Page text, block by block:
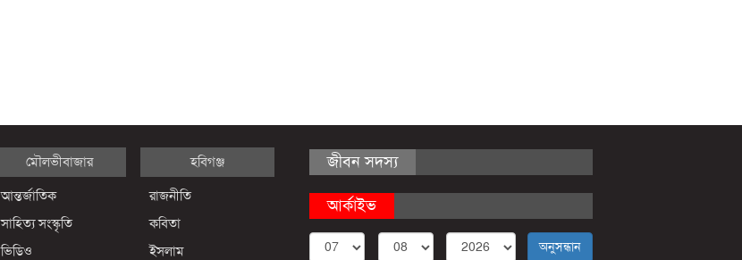
মৌলভীবাজার হবিগঞ্জ
আন্তর্জাতিক
রাজনীতি
সাহিত্য সংস্কৃতি
কবিতা
ভিডিও ইসলাম
জীবন সদস্য
আর্কাইভ